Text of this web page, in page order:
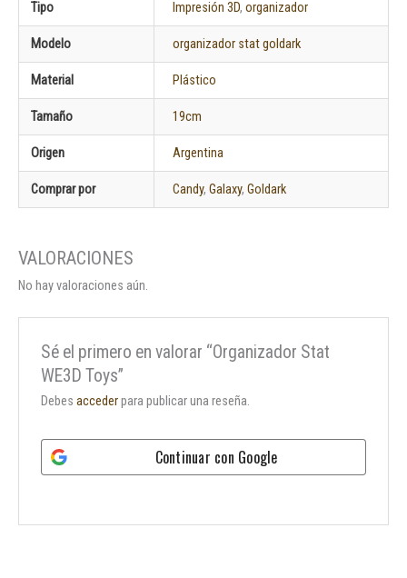
Tipo Impresión 3D, organizador
Modelo organizador stat goldark
Material Plástico
Tamaño 19cm
Origen Argentina
Comprar por Candy, Galaxy, Goldark
No hay valoraciones aún.
Sé el primero en valorar “Organizador Stat
WE3D Toys”
Debesaccederpara publicar una reseña.
Continuar con Google